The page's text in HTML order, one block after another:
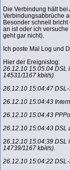
Die Verbindung hält bei
Verbindungsabbrüche
Besonder schnell
an ist oder ich
geht gar nicht).
Ich poste Mal Log und
Hier der Ereignislog:
26.12.10 15:05:04 DSL
14531/1167 kbit/s).
26.12.10 15:04:47
26.12.10 15:04:43
26.12.10 15:04:43
26.12.10 15:04:43 DSL
26.12.10 15:04:39 DSL
14739/1167 kbit/s).
26.12.10 15:04:22